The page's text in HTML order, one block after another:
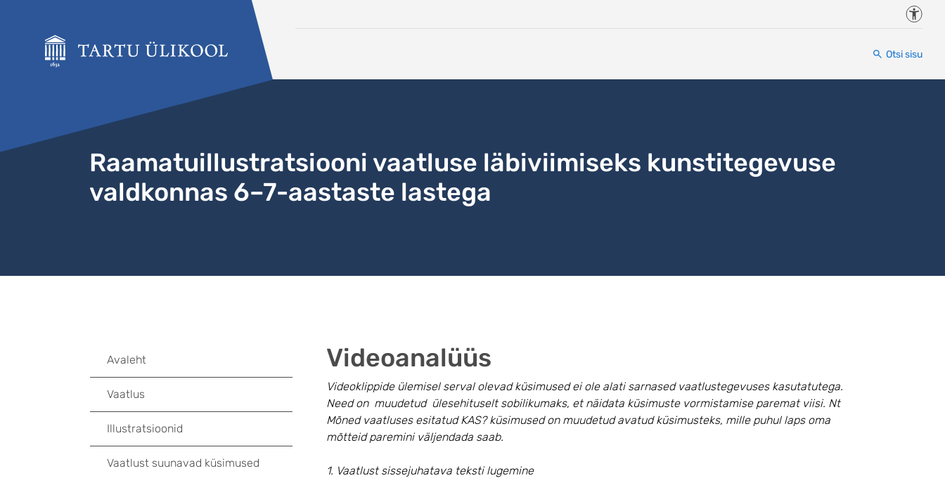
Otsi sisu
Raamatuillustratsiooni vaatluse läbiviimiseks kunstitegevuse
valdkonnas 6–7-aastaste lastega
Videoanalüüs
Videoklippide ülemisel serval olevad küsimused ei ole alati sarnased vaatlustegevuses kasutatutega.
Need on muudetud ülesehituselt sobilikumaks, et näidata küsimuste vormistamise paremat viisi. Nt
Mõned vaatluses esitatud KAS? küsimused on muudetud avatud küsimusteks, mille puhul laps oma
mõtteid paremini väljendada saab.
1. Vaatlust sissejuhatava teksti lugemine
Avaleht
Vaatlus
Illustratsioonid
Vaatlust suunavad küsimused